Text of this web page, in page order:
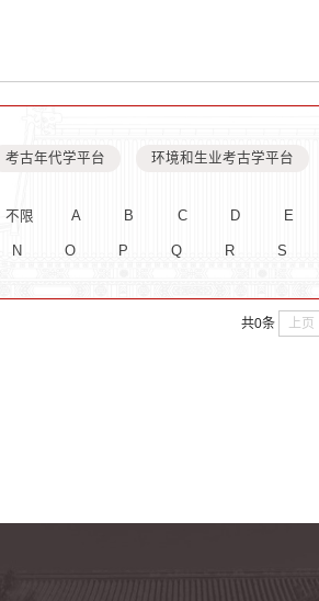
考古年代学平台 环境和生业考古学平台
不限 A B C D E
N O P Q R S
共0条 上页